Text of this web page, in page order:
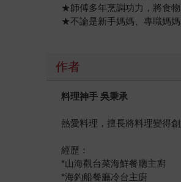
★師傅多年烹調功力，將食物
★不論是新手媽媽、專職媽媽
作者
料理神手 吳秉承
熱愛料理，擅長將料理變得
經歷：
*山海觀台菜海鮮餐廳主廚
*海釣船餐廳冷台主廚